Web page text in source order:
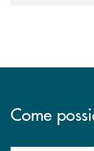
Come